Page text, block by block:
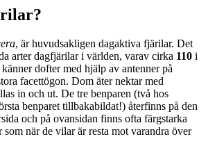
, är huvudsakligen dagaktiva fjärilar. Det
arter dagfjärilar i världen, varav cirka 110 i
dofter med hjälp av antenner på
facettögon. Dom äter nektar med
in och ut. De tre benparen (två hos
benparet tillbakabildat!) återfinns på den
och på ovansidan finns ofta färgstarka
när de vilar är resta mot varandra över